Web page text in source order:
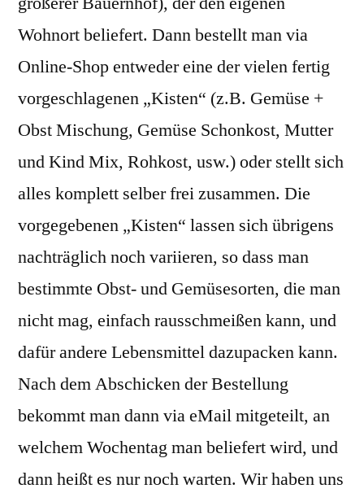
Wohnort beliefert. Dann bestellt man via
Online-Shop entweder eine der vielen fertig
vorgeschlagenen „Kisten“ (z.B. Gemüse +
Obst Mischung, Gemüse Schonkost, Mutter
und Kind Mix, Rohkost, usw.) oder stellt sich
alles komplett selber frei zusammen. Die
vorgegebenen „Kisten“ lassen sich übrigens
nachträglich noch variieren, so dass man
bestimmte Obst- und Gemüsesorten, die man
nicht mag, einfach rausschmeißen kann, und
dafür andere Lebensmittel dazupacken kann.
Nach dem Abschicken der Bestellung
bekommt man dann via eMail mitgeteilt, an
welchem Wochentag man beliefert wird, und
dann heißt es nur noch warten. Wir haben uns